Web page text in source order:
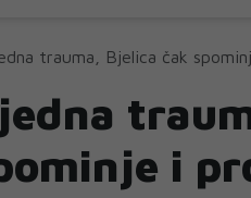
trauma, Bjelica čak
i